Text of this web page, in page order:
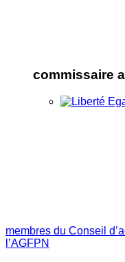
commissaire
membres du Conseil
l’AGFPN